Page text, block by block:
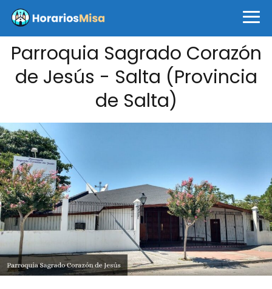
Parroquia Sagrado Corazón
de Jesús - Salta (Provincia
de Salta)